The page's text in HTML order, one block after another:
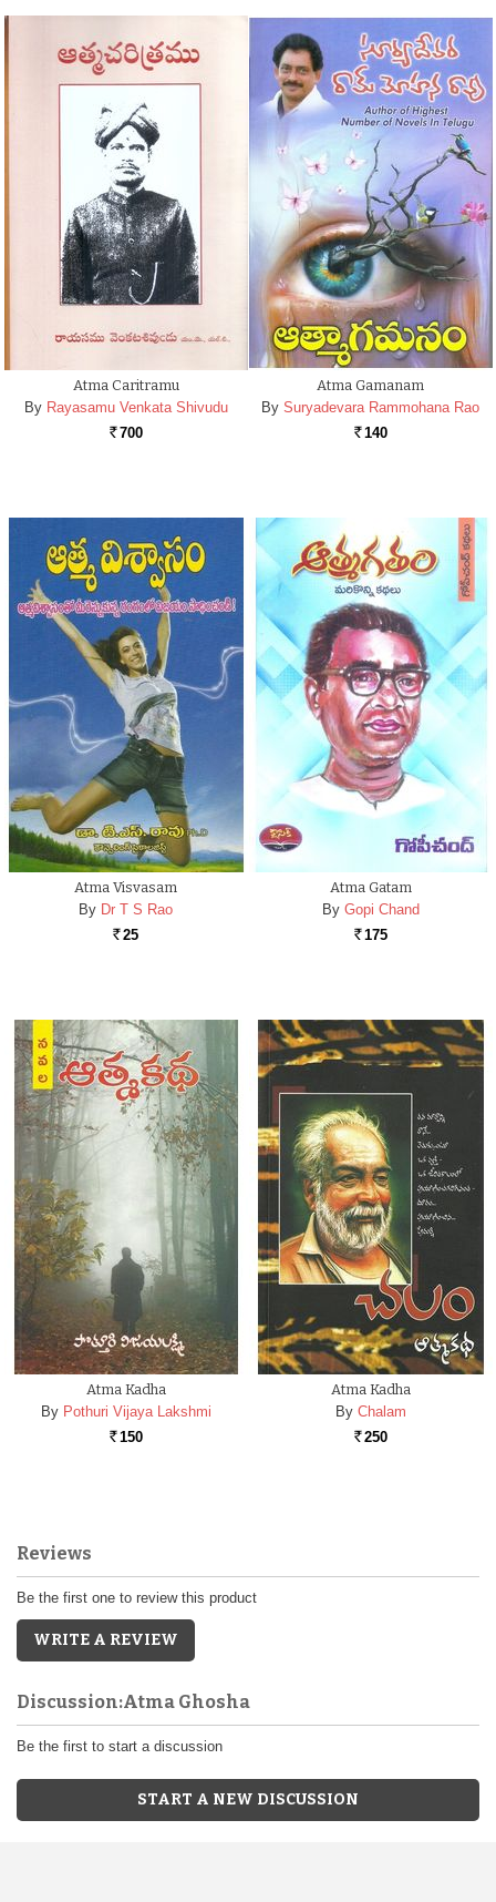
Atma Caritramu
By Rayasamu Venkata Shivudu
Rs. 700
Atma Gamanam
By Suryadevara Rammohana Rao
Rs. 140
Atma Visvasam
By Dr T S Rao
Rs. 25
Atma Gatam
By Gopi Chand
Rs. 175
Atma Kadha
By Pothuri Vijaya Lakshmi
Rs. 150
Atma Kadha
By Chalam
Rs. 250
Reviews
Be the first one to review this product
WRITE A REVIEW
Discussion:Atma Ghosha
Be the first to start a discussion
START A NEW DISCUSSION